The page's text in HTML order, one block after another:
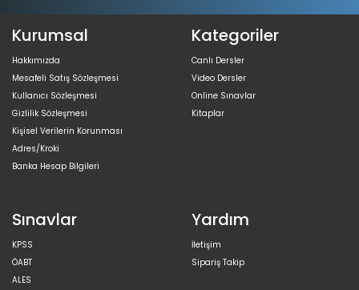
Kurumsal
Hakkımızda
Mesafeli Satış Sözleşmesi
Kullanıcı Sözleşmesi
Gizlilik Sözleşmesi
Kişisel Verilerin Korunması
Adres/Kroki
Banka Hesap Bilgileri
Kategoriler
Canlı Dersler
Video Dersler
Online Sınavlar
Kitaplar
Sınavlar
KPSS
ÖABT
ALES
Yardım
İletişim
Sipariş Takip